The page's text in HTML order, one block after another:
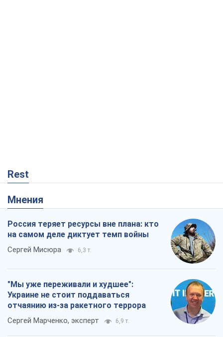
Rest
Мнения
Россия теряет ресурсы вне плана: кто
на самом деле диктует темп войны
Сергей Мисюра 6,3 т.
"Мы уже переживали и худшее":
Украине не стоит поддаваться
отчаянию из-за ракетного террора
Сергей Марченко, эксперт 6,9 т.